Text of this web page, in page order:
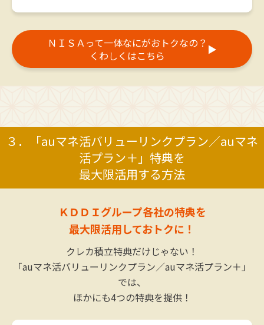
ＮＩＳＡって一体なにがおトクなの？
くわしくはこちら
▶
３．「auマネ活バリューリンクプラン／auマネ
活プラン＋」特典を
最大限活用する方法
ＫＤＤＩグループ各社の特典を
最大限活用しておトクに！
クレカ積立特典だけじゃない！
「auマネ活バリューリンクプラン／auマネ活プラン＋」
では、
ほかにも4つの特典を提供！